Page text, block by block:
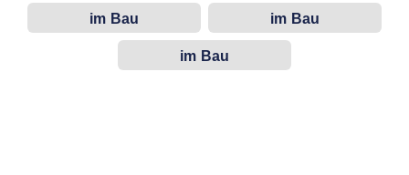
im Bau
im Bau
im Bau